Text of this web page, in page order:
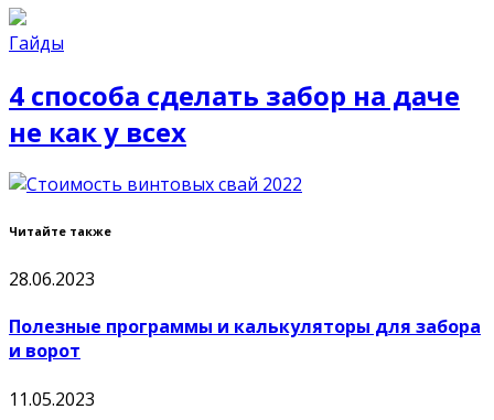
Гайды
4 способа сделать забор на даче
не как у всех
Читайте также
28.06.2023
Полезные программы и калькуляторы для забора
и ворот
11.05.2023